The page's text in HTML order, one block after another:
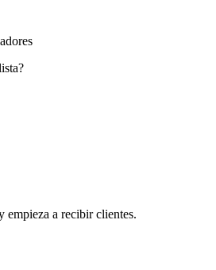
empieza a recibir clientes.